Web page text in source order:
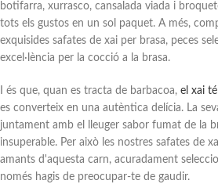
botifarra, xurrasco, cansalada viada i
tots els gustos en un sol paquet. A més,
exquisides safates de xai per brasa, peces
excel·lència per la cocció a la brasa.
I és que, quan es tracta de barbacoa, el xai
es converteix en una autèntica delícia. La
juntament amb el lleuger sabor fumat de la
insuperable. Per això les nostres safates de
amants d'aquesta carn, acuradament
només hagis de preocupar-te de gaudir.